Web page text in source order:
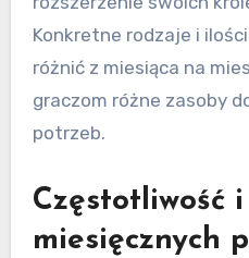
Konkretne rodzaje i
różnić z miesiąca na
graczom różne zasoby
potrzeb.
Częstotliwość
miesięcznych